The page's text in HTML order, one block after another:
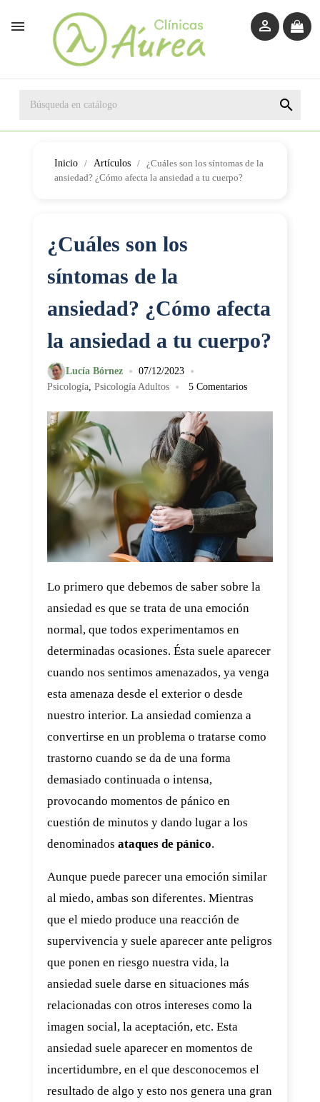
 

Inicio Artículos
¿Cuáles son los síntomas de la
ansiedad? ¿Cómo afecta la ansiedad a tu cuerpo?
¿Cuáles son los
síntomas de la
ansiedad? ¿Cómo afecta
la ansiedad a tu cuerpo?
Lucía Bórnez • 07/12/2023 •
Psicología, Psicología Adultos • 5 Comentarios
Lo primero que debemos de saber sobre la
ansiedad es que se trata de una emoción
normal, que todos experimentamos en
determinadas ocasiones. Ésta suele aparecer
cuando nos sentimos amenazados, ya venga
esta amenaza desde el exterior o desde
nuestro interior. La ansiedad comienza a
convertirse en un problema o tratarse como
trastorno cuando se da de una forma
demasiado continuada o intensa,
provocando momentos de pánico en
cuestión de minutos y dando lugar a los
denominados ataques de pánico.
Aunque puede parecer una emoción similar
al miedo, ambas son diferentes. Mientras
que el miedo produce una reacción de
supervivencia y suele aparecer ante peligros
que ponen en riesgo nuestra vida, la
ansiedad suele darse en situaciones más
relacionadas con otros intereses como la
imagen social, la aceptación, etc. Esta
ansiedad suele aparecer en momentos de
incertidumbre, en el que desconocemos el
resultado de algo y esto nos genera una gran